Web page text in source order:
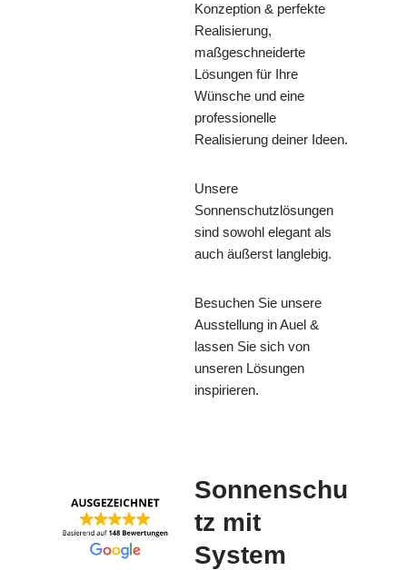
Konzeption & perfekte
Realisierung,
maßgeschneiderte
Lösungen für Ihre
Wünsche und eine
professionelle
Realisierung deiner Ideen.
Unsere
Sonnenschutzlösungen
sind sowohl elegant als
auch äußerst langlebig.
Besuchen Sie unsere
Ausstellung in Auel &
lassen Sie sich von
unseren Lösungen
inspirieren.
Sonnenschu
tz mit
System